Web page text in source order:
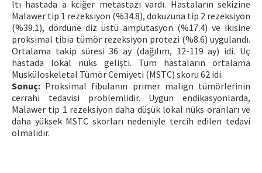
ltı hastada a kciğer metastazı vardı. Hastaların sekizine
Malawer tip 1 rezeksiyon (%34.8), dokuzuna tip 2 rezeksiyon
(%39.1), dördüne diz üstü amputasyon (%17.4) ve ikisine
proksimal tibia tümör rezeksiyon protezi (%8.6) uygulandı.
Ortalama takip süresi 36 ay (dağılım, 12-119 ay) idi. Üç
hastada lokal nüks gelişti. Tüm hastaların ortalama
Musküloskeletal Tümör Cemiyeti (MSTC) skoru 62 idi.
Sonuç: Proksimal fibulanın primer malign tümörlerinin
cerrahi tedavisi problemlidir. Uygun endikasyonlarda,
Malawer tip 1 rezeksiyon daha düşük lokal nüks oranları ve
daha yüksek MSTC skorları nedeniyle tercih edilen tedavi
olmalıdır.